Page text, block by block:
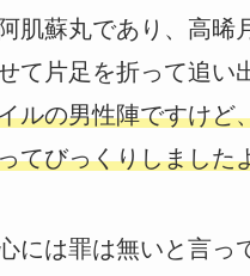
肌蘇丸であり、高晞
て片足を折って追い
ルの男性陣ですけど
てびっくりしました
には罪は無いと言っ